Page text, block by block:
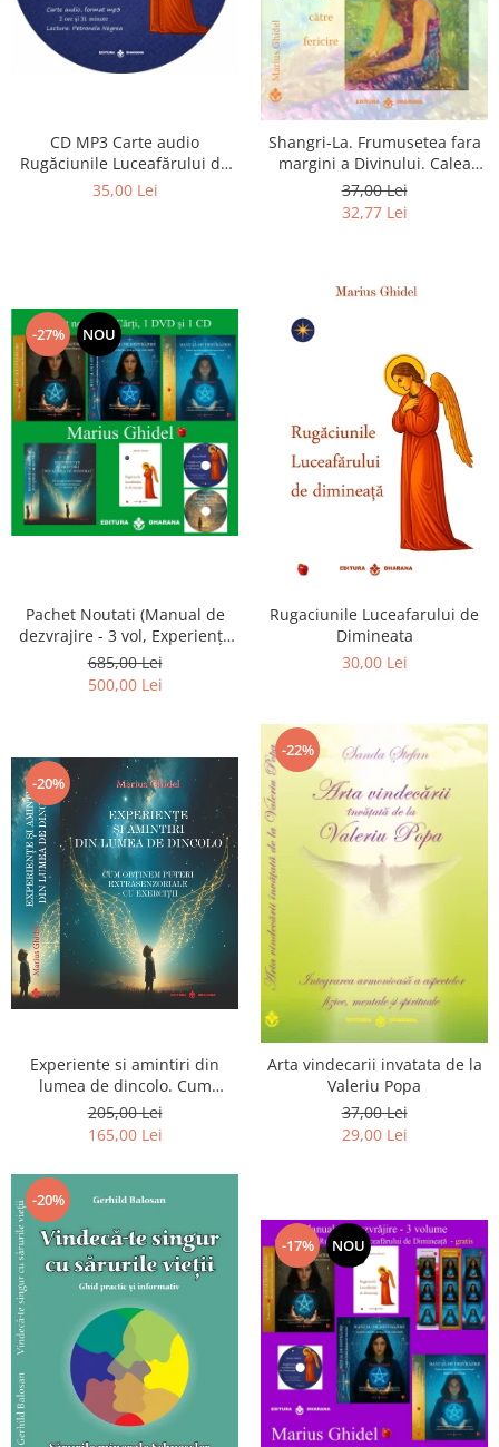
CD MP3 Carte audio
Rugăciunile Luceafărului de
dimineață
35,00 Lei
Shangri-La. Frumusetea fara
margini a Divinului. Calea
catre fericire
37,00 Lei
32,77 Lei
-27% NOU
Pachet Noutati (Manual de
dezvrajire - 3 vol, Experiențe
și amintiri, Rugăciunile
Luceafarului de dimineata) -
Marius Ghidel
685,00 Lei
500,00 Lei
Rugaciunile Luceafarului de
Dimineata
30,00 Lei
-20%
Experiente si amintiri din
lumea de dincolo. Cum
obtinem puteri
extrasenzoriale - cu exercitii
205,00 Lei
165,00 Lei
-22%
Arta vindecarii invatata de la
Valeriu Popa
37,00 Lei
29,00 Lei
-20%
-17% NOU